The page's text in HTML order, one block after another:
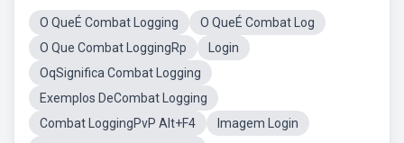
O QueÉ Combat Logging
O QueÉ Combat Log
O Que Combat LoggingRp
Login
OqSignifica Combat Logging
Exemplos DeCombat Logging
Combat LoggingPvP Alt+F4
Imagem Login